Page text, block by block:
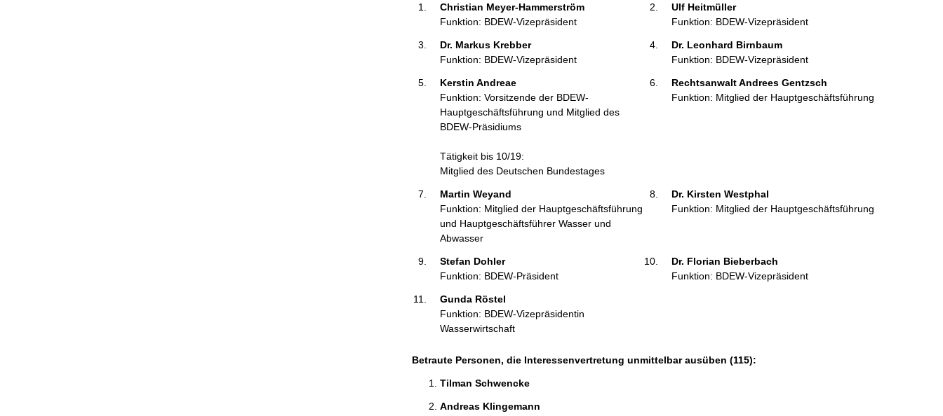
e
Christian Meyer-Hammerström
Funktion: BDEW-Vizepräsident
Ulf Heitmüller
Funktion: BDEW-Vizepräsident
Dr. Markus Krebber
Funktion: BDEW-Vizepräsident
Dr. Leonhard Birnbaum
Funktion: BDEW-Vizepräsident
Kerstin Andreae
Funktion: Vorsitzende der BDEW-
Hauptgeschäftsführung und Mitglied des
BDEW-Präsidiums
Tätigkeit bis 10/19:
Mitglied des Deutschen Bundestages
Rechtsanwalt Andrees Gentzsch
Funktion: Mitglied der Hauptgeschäftsführung
Martin Weyand
Funktion: Mitglied der Hauptgeschäftsführung
und Hauptgeschäftsführer Wasser und
Abwasser
Dr. Kirsten Westphal
Funktion: Mitglied der Hauptgeschäftsführung
Stefan Dohler
Funktion: BDEW-Präsident
Dr. Florian Bieberbach
Funktion: BDEW-Vizepräsident
Gunda Röstel
Funktion: BDEW-Vizepräsidentin
Wasserwirtschaft
Betraute Personen, die Interessenvertretung unmittelbar ausüben (115):
Tilman Schwencke
Andreas Klingemann